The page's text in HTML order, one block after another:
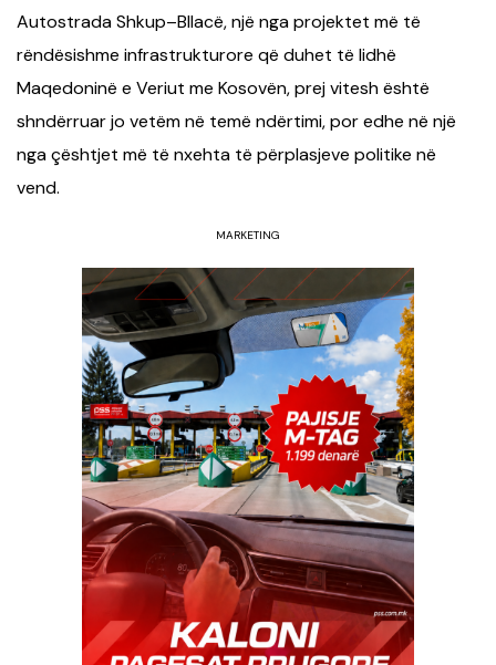
Autostrada Shkup–Bllacë, një nga projektet më të
rëndësishme infrastrukturore që duhet të lidhë
Maqedoninë e Veriut me Kosovën, prej vitesh është
shndërruar jo vetëm në temë ndërtimi, por edhe në një
nga çështjet më të nxehta të përplasjeve politike në
vend.
MARKETING